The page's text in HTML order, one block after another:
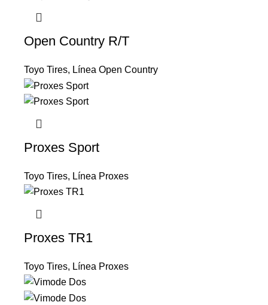
Open Country R/T
Toyo Tires, Línea Open Country
Proxes Sport
Toyo Tires, Línea Proxes
Proxes TR1
Toyo Tires, Línea Proxes